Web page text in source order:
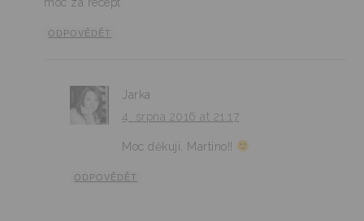
ODPOVĚDĚT
Jarka
4. srpna 2016 at 21:17
Moc děkuji, Martino!!
ODPOVĚDĚT